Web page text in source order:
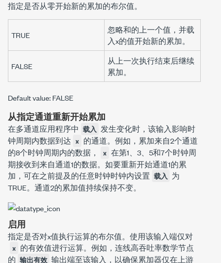
指定是否从零开始新的累加的布尔值。
TRUE
忽略和的上一个值，并载
入x的值开始新的累加。
FALSE
从上一次执行结束后继续
累加。
Default value: FALSE
从指定通道重新开始累加
在多通道应用程序中 载入 发生变化时，该输入影响时
钟周期内数据到达 x 的通道。例如，累加来自2个通道
的8个时钟周期内的数据，
x 在第1、3、5和7个时钟周
期接收到来自通道1的数据。如要重新开始通道1的累
加，可在之前提及的任意时钟时钟内设置 载入 为
TRUE。通道2的累加值持续保持不变。
启用
指定是否对x值执行运算的布尔值。 使用该输入端仅对
x 的有效值进行运算。例如，连线高吞吐率数学节点
的 输出有效 输出端至该输入，以确保累加器仅在上游